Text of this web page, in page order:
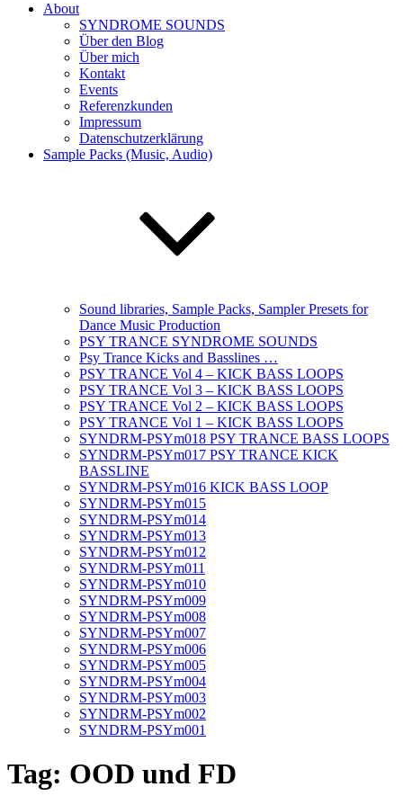
About
SYNDROME SOUNDS
Über den Blog
Über mich
Kontakt
Events
Referenzkunden
Impressum
Datenschutzerklärung
Sample Packs (Music, Audio)
Sound libraries, Sample Packs, Sampler Presets for
Dance Music Production
PSY TRANCE SYNDROME SOUNDS
Psy Trance Kicks and Basslines …
PSY TRANCE Vol 4 – KICK BASS LOOPS
PSY TRANCE Vol 3 – KICK BASS LOOPS
PSY TRANCE Vol 2 – KICK BASS LOOPS
PSY TRANCE Vol 1 – KICK BASS LOOPS
SYNDRM-PSYm018 PSY TRANCE BASS LOOPS
SYNDRM-PSYm017 PSY TRANCE KICK
BASSLINE
SYNDRM-PSYm016 KICK BASS LOOP
SYNDRM-PSYm015
SYNDRM-PSYm014
SYNDRM-PSYm013
SYNDRM-PSYm012
SYNDRM-PSYm011
SYNDRM-PSYm010
SYNDRM-PSYm009
SYNDRM-PSYm008
SYNDRM-PSYm007
SYNDRM-PSYm006
SYNDRM-PSYm005
SYNDRM-PSYm004
SYNDRM-PSYm003
SYNDRM-PSYm002
SYNDRM-PSYm001
Tag: OOD und FD